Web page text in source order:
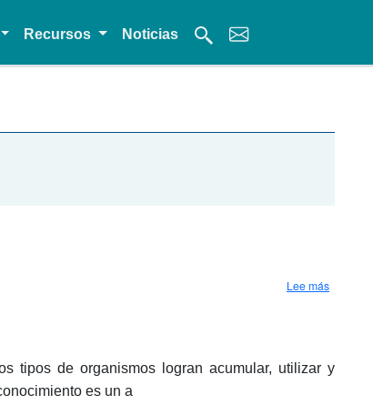
Recursos Noticias
Lee mássobre
tipos de organismos logran acumular, utilizar y
es un a